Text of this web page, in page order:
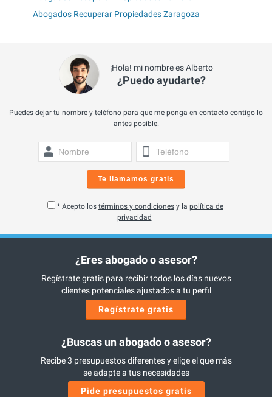
Abogados Recuperar Propiedades Zaragoza
¡Hola! mi nombre es Alberto
¿Puedo ayudarte?
Puedes dejar tu nombre y teléfono para que me ponga en contacto contigo lo
antes posible.
Te llamamos gratis
* Acepto los términos y condiciones y la política de
privacidad
¿Eres abogado o asesor?
Regístrate gratis para recibir todos los días nuevos
clientes potenciales ajustados a tu perfil
Regístrate gratis
¿Buscas un abogado o asesor?
Recibe 3 presupuestos diferentes y elige el que más
se adapte a tus necesidades
Pide presupuestos gratis